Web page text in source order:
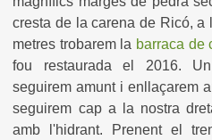
cresta de la carena de Ricó, a
metres trobarem la barraca de
fou restaurada el 2016.
seguirem amunt i enllaçarem
seguirem cap a la nostra
amb l'hidrant. Prenent el